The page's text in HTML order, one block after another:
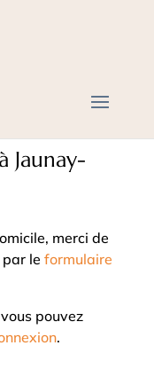
Jaunay-
merci de
le formulaire
pouvez
.